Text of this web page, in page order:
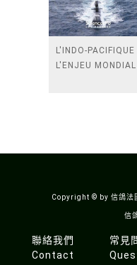
L'INDO-PACIFIQUE
L'ENJEU MONDIAL
Copyright © by 信鴿
信
聯絡我們
Contact
常見